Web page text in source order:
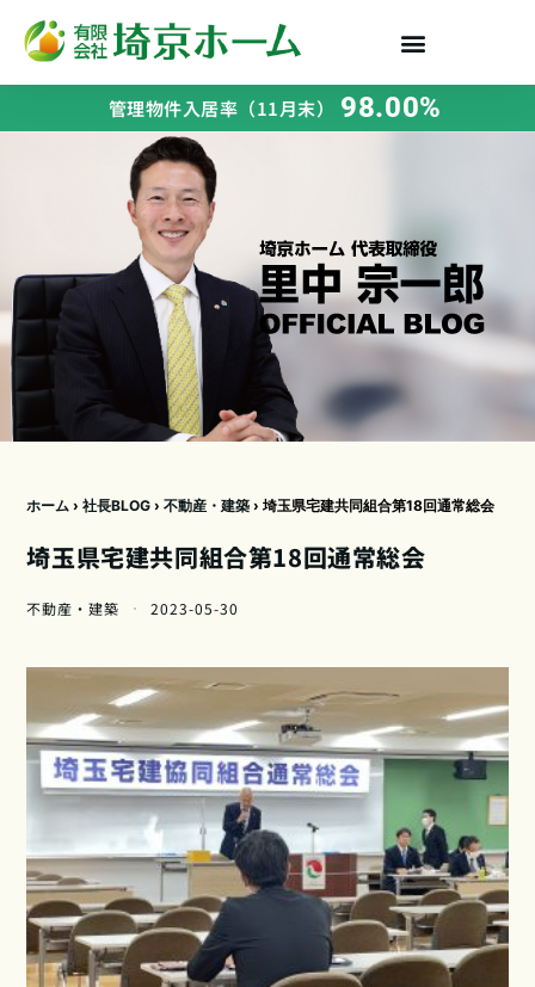
管理物件入居率（11月末） 98.00%
ホーム › 社長BLOG › 不動産・建築 › 埼玉県宅建共同組合第18回通常総会
埼玉県宅建共同組合第18回通常総会
不動産・建築 2023-05-30